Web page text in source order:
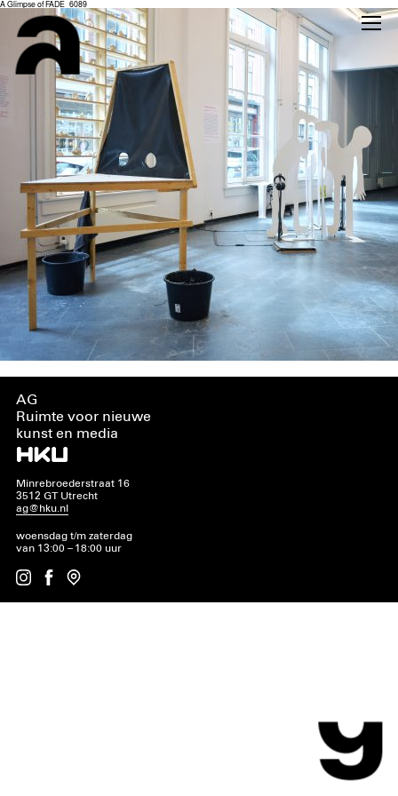
A Glimpse of FADE_6089
AG
Ruimte voor nieuwe
kunst en media
Minrebroederstraat 16
3512 GT Utrecht
ag@hku.nl
woensdag t/m zaterdag
van 13:00 – 18:00 uur